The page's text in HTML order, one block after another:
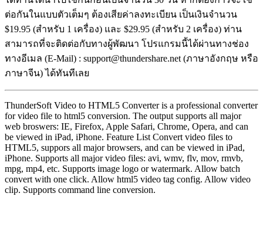
ต่อกันในแบบตัวเต็มๆ ต้องเสียค่าลงทะเบียน เป็นเงินจำนวน
$19.95 (สำหรับ 1 เครื่อง) และ $29.95 (สำหรับ 2 เครื่อง) ท่าน
สามารถที่จะติดต่อกับทางผู้พัฒนา โปรแกรมนี้ได้ผ่านทางช่อง
ทางอีเมล (E-Mail) : support@thundershare.net (ภาษาอังกฤษ หรือ
ภาษาจีน) ได้ทันทีเลย
ThunderSoft Video to HTML5 Converter is a professional converter
for video file to html5 conversion. The output supports all major
web broswers: IE, Firefox, Apple Safari, Chrome, Opera, and can
be viewed in iPad, iPhone. Feature List Convert video files to
HTML5, suppors all major browsers, and can be viewed in iPad,
iPhone. Supports all major video files: avi, wmv, flv, mov, rmvb,
mpg, mp4, etc. Supports image logo or watermark. Allow batch
convert with one click. Allow html5 video tag config. Allow video
clip. Supports command line conversion.